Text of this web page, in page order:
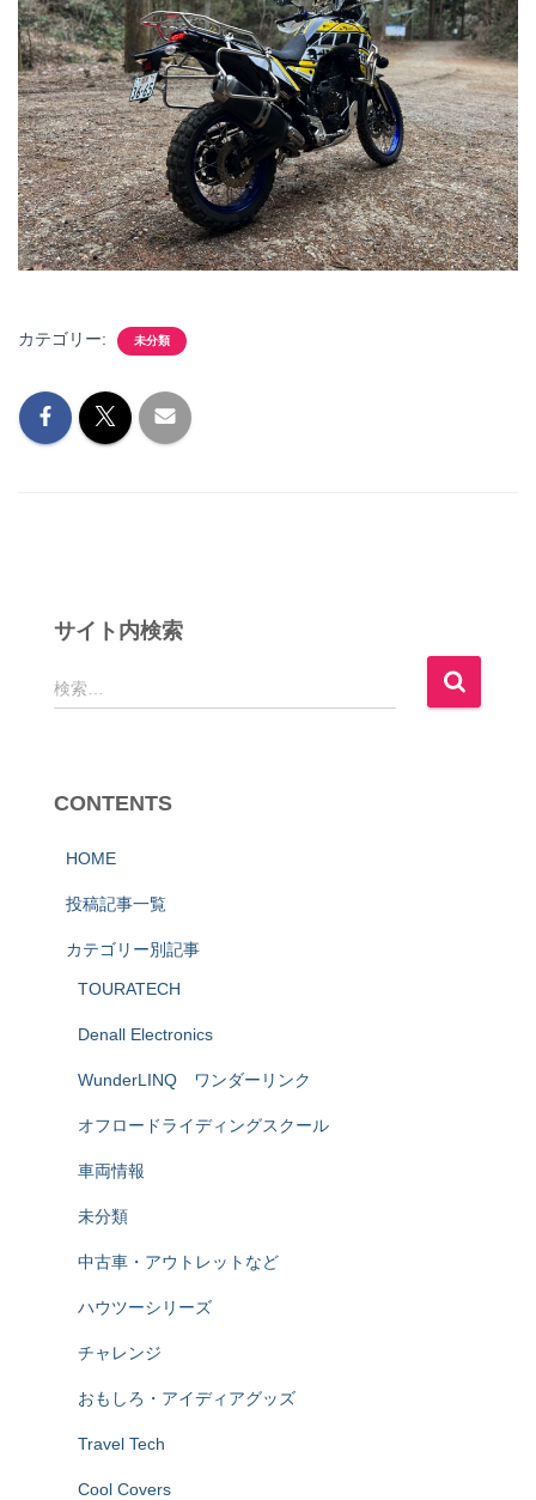
カテゴリー: 未分類
サイト内検索
検
索
検索…
CONTENTS
HOME
投稿記事一覧
カテゴリー別記事
TOURATECH
Denall Electronics
WunderLINQ ワンダーリンク
オフロードライディングスクール
車両情報
未分類
中古車・アウトレットなど
ハウツーシリーズ
チャレンジ
おもしろ・アイディアグッズ
Travel Tech
Cool Covers